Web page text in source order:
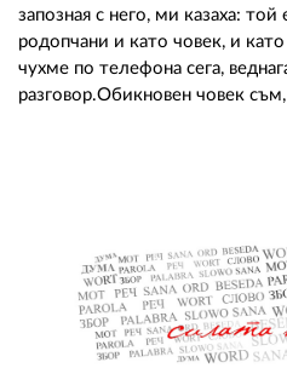
запозная с него, ми казаха:
родопчани и като човек, и
чухме по телефона сега,
разговор.Обикновен човек